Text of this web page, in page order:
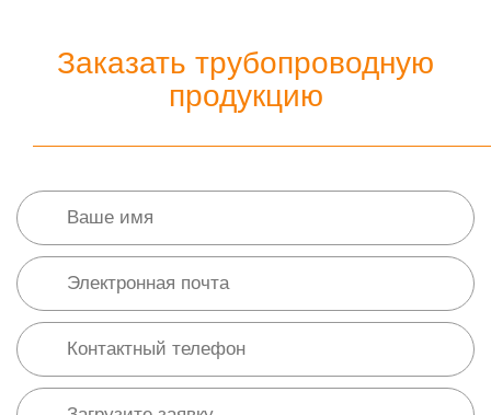
Заказать трубопроводную
продукцию